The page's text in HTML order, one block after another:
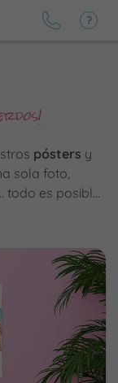
pósters y
sola foto,
es posible.
Fine Art
de colores.
emociones… y